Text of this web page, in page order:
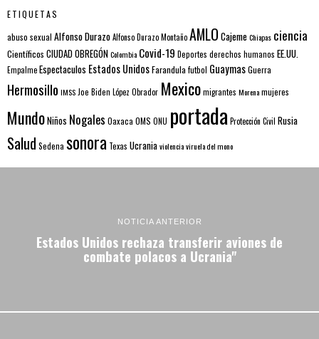
ETIQUETAS
abuso sexual Alfonso DurazoAlfonso Durazo MontañoAMLO CajemeChiapas ciencia
Científicos CIUDAD OBREGÓNColombia Covid-19 Deportes derechos humanos EE.UU.
EmpalmeEspectaculos Estados UnidosFarandulafutbol GuaymasGuerra
Hermosillo IMSSJoe Biden López Obrador Mexicomigrantes Morenamujeres
MundoNiños Nogales Oaxaca OMS ONU portada Protección Civil Rusia
Salud Sedena sonora Texas Ucraniaviolenciaviruela del mono
NOTICIA ANTERIOR
Estados Unidos rechaza transferir aviones de
combate polacos a Ucrania"